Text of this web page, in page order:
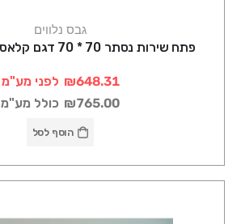
גבס נלווים
פתח שירות נסתר 70 * 70 דגם קלאסיק OPENART
₪648.31 לפני מע"מ
₪765.00 כולל מע"מ
הוסף לסל